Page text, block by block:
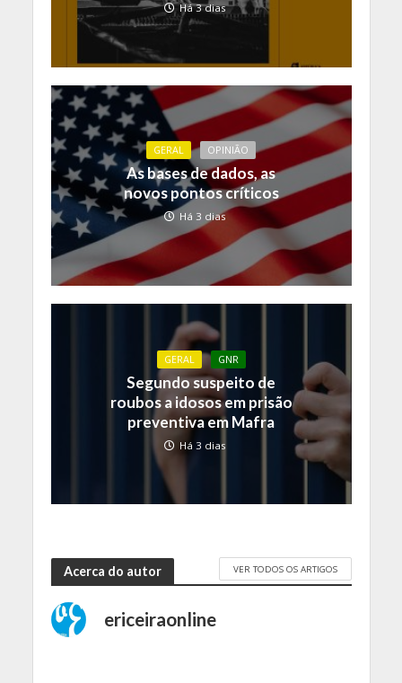
Há 3 dias
GERAL OPINIÃO
As bases de dados, as
novos pontos críticos
Há 3 dias
GERAL GNR
Segundo suspeito de
roubos a idosos em prisão
preventiva em Mafra
Há 3 dias
Acerca do autor VER TODOS OS ARTIGOS
ericeiraonline